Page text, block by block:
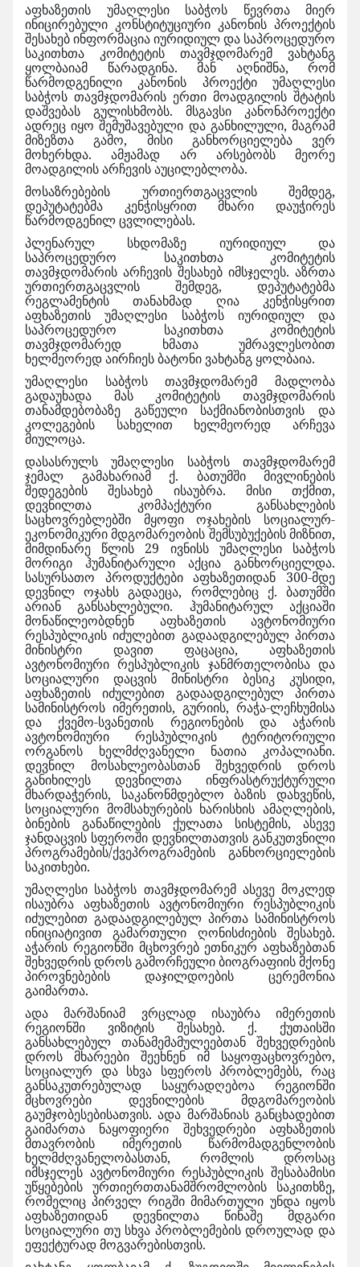
აფხაზეთის უმაღლესი საბჭოს წევრთა მიერ
ინიცირებული კონსტიტუციური კანონის პროექტის
შესახებ ინფორმაცია იურიდიულ და საპროცედურო
საკითხთა კომიტეტის თავმჯდომარემ ვახტანგ
ყოლბაიამ წარადგინა. მან აღნიშნა, რომ
წარმოდგენილი კანონის პროექტი უმაღლესი
საბჭოს თავმჯდომარის ერთი მოადგილის შტატის
დაშვებას გულისხმობს. მსგავსი კანონპროექტი
ადრეც იყო შემუშავებული და განხილული, მაგრამ
მიზეზთა გამო, მისი განხორციელება ვერ
მოხერხდა. ამჟამად არ არსებობს მეორე
მოადგილის არჩევის აუცილებლობა.
მოსაზრებების ურთიერთგაცვლის შემდეგ,
დეპუტატებმა კენჭისყრით მხარი დაუჭირეს
წარმოდგენილ ცვლილებას.
პლენარულ სხდომაზე იურიდიულ და
საპროცედურო საკითხთა კომიტეტის
თავმჯდომარის არჩევის შესახებ იმსჯელეს. აზრთა
ურთიერთგაცვლის შემდეგ, დეპუტატებმა
რეგლამენტის თანახმად ღია კენჭისყრით
აფხაზეთის უმაღლესი საბჭოს იურიდიულ და
საპროცედურო საკითხთა კომიტეტის
თავმჯდომარედ ხმათა უმრავლესობით
ხელმეორედ აირჩიეს ბატონი ვახტანგ ყოლბაია.
უმაღლესი საბჭოს თავმჯდომარემ მადლობა
გადაუხადა მას კომიტეტის თავმჯდომარის
თანამდებობაზე გაწეული საქმიანობისთვის და
კოლეგების სახელით ხელმეორედ არჩევა
მიულოცა.
დასასრულს უმაღლესი საბჭოს თავმჯდომარემ
ჯემალ გამახარიამ ქ. ბათუმში მივლინების
შედეგების შესახებ ისაუბრა. მისი თქმით,
დევნილთა კომპაქტური განსახლების
საცხოვრებლებში მყოფი ოჯახების სოციალურ-
ეკონომიკური მდგომარეობის შემსუბუქების მიზნით,
მიმდინარე წლის 29 ივნისს უმაღლესი საბჭოს
მორიგი ჰუმანიტარული აქცია განხორციელდა.
სასურსათო პროდუქტები აფხაზეთიდან 300-მდე
დევნილ ოჯახს გადაეცა, რომლებიც ქ. ბათუმში
არიან განსახლებული. ჰუმანიტარულ აქციაში
მონაწილეობდნენ აფხაზეთის ავტონომიური
რესპუბლიკის იძულებით გადაადგილებულ პირთა
მინისტრი დავით ფაცაცია, აფხაზეთის
ავტონომიური რესპუბლიკის ჯანმრთელობისა და
სოციალური დაცვის მინისტრი ბესიკ კუსიდი,
აფხაზეთის იძულებით გადაადგილებულ პირთა
სამინისტროს იმერეთის, გურიის, რაჭა-ლეჩხუმისა
და ქვემო-სვანეთის რეგიონების და აჭარის
ავტონომიური რესპუბლიკის ტერიტორიული
ორგანოს ხელმძღვანელი ნათია კოპალიანი.
დევნილ მოსახლეობასთან შეხვედრის დროს
განიხილეს დევნილთა ინფრასტრუქტურული
მხარდაჭერის, საკანონმდებლო ბაზის დახვეწის,
სოციალური მომსახურების ხარისხის ამაღლების,
ბინების განაწილების ქულათა სისტემის, ასევე
ჯანდაცვის სფეროში დევნილთათვის განკუთვნილი
პროგრამების/ქვეპროგრამების განხორციელების
საკითხები.
უმაღლესი საბჭოს თავმჯდომარემ ასევე მოკლედ
ისაუბრა აფხაზეთის ავტონომიური რესპუბლიკის
იძულებით გადაადგილებულ პირთა სამინისტროს
ინიციატივით გამართული ღონისძიების შესახებ.
აჭარის რეგიონში მცხოვრებ ეთნიკურ აფხაზებთან
შეხვედრის დროს გამორჩეული ბიოგრაფიის მქონე
პიროვნებების დაჯილდოების ცერემონია
გაიმართა.
ადა მარშანიამ ვრცლად ისაუბრა იმერეთის
რეგიონში ვიზიტის შესახებ. ქ. ქუთაისში
განსახლებულ თანამემამულეებთან შეხვედრების
დროს მხარეები შეეხნენ იმ საყოფაცხოვრებო,
სოციალურ და სხვა სფეროს პრობლემებს, რაც
განსაკუთრებულად საყურადღებოა რეგიონში
მცხოვრები დევნილების მდგომარეობის
გაუმჯობესებისათვის. ადა მარშანიას განცხადებით
გაიმართა ნაყოფიერი შეხვედრები აფხაზეთის
მთავრობის იმერეთის წარმომადგენლობის
ხელმძღვანელობასთან, რომლის დროსაც
იმსჯელეს ავტონომიური რესპუბლიკის შესაბამისი
უწყებების ურთიერთთანამშრომლობის საკითხზე,
რომელიც პირველ რიგში მიმართული უნდა იყოს
აფხაზეთიდან დევნილთა წინაშე მდგარი
სოციალური თუ სხვა პრობლემების დროულად და
ეფექტურად მოგვარებისთვის.